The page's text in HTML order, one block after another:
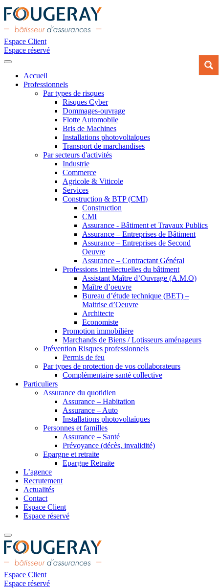
Espace Client
Espace réservé
Accueil
Professionnels
Par types de risques
Risques Cyber
Dommages-ouvrage
Flotte Automobile
Bris de Machines
Installations photovoltaïques
Transport de marchandises
Par secteurs d'activités
Industrie
Commerce
Agricole & Viticole
Services
Construction & BTP (CMI)
Construction
CMI
Assurance - Bâtiment et Travaux Publics
Assurance – Entreprises de Bâtiment
Assurance – Entreprises de Second
Oeuvre
Assurance – Contractant Général
Professions intellectuelles du bâtiment
Assistant Maître d’Ouvrage (A.M.O)
Maître d’oeuvre
Bureau d’étude technique (BET) –
Maitrise d’Oeuvre
Architecte
Economiste
Promotion immobilière
Marchands de Biens / Lotisseurs aménageurs
Prévention Risques professionnels
Permis de feu
Par types de protection de vos collaborateurs
Complémentaire santé collective
Particuliers
Assurance du quotidien
Assurance – Habitation
Assurance – Auto
Installations photovoltaïques
Personnes et familles
Assurance – Santé
Prévoyance (décès, invalidité)
Epargne et retraite
Epargne Retraite
L’agence
Recrutement
Actualités
Contact
Espace Client
Espace réservé
Espace Client
Espace réservé